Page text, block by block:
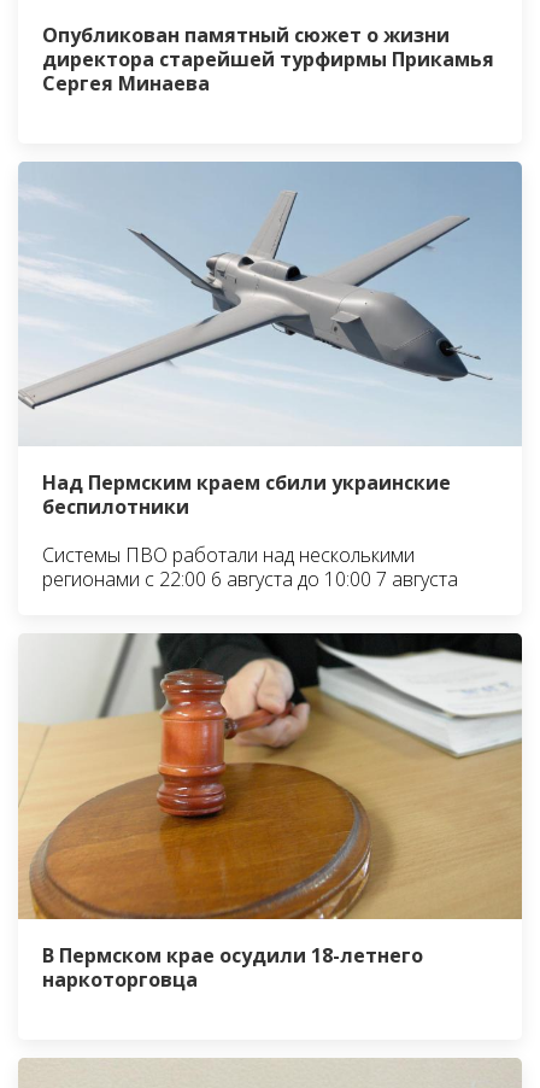
Опубликован памятный сюжет о жизни
директора старейшей турфирмы Прикамья
Сергея Минаева
Над Пермским краем сбили украинские
беспилотники
Системы ПВО работали над несколькими
регионами с 22:00 6 августа до 10:00 7 августа
В Пермском крае осудили 18-летнего
наркоторговца